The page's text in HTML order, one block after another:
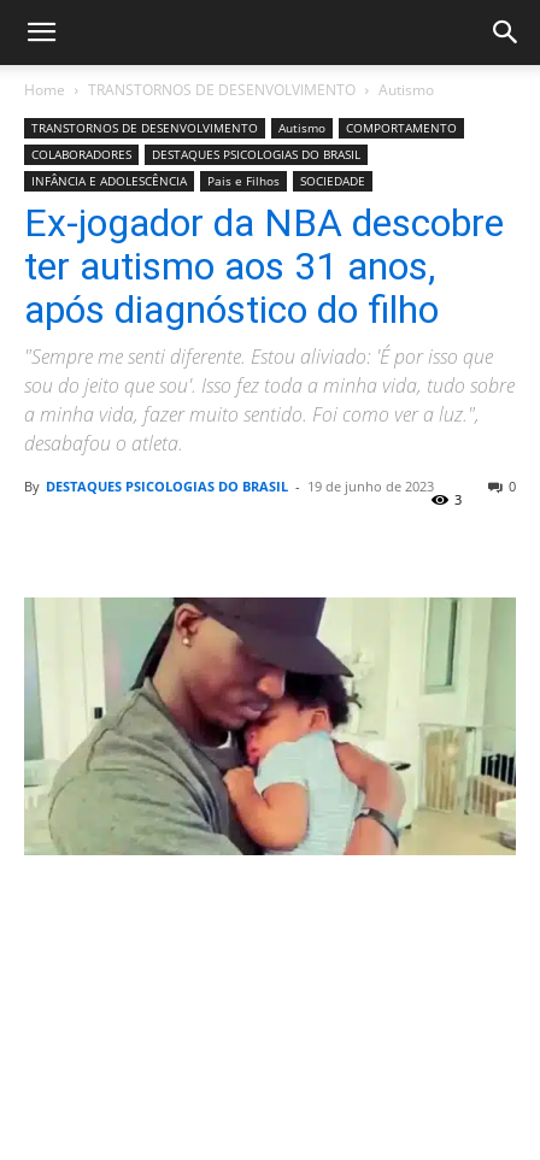
Home TRANSTORNOS DE DESENVOLVIMENTO Autismo
TRANSTORNOS DE DESENVOLVIMENTO Autismo
COMPORTAMENTO
COLABORADORES
DESTAQUES PSICOLOGIAS DO BRASIL
INFÂNCIA E ADOLESCÊNCIA
Pais e Filhos SOCIEDADE
Ex-jogador da NBA descobre
ter autismo aos 31 anos,
após diagnóstico do filho
"Sempre me senti diferente. Estou aliviado: 'É por isso que
sou do jeito que sou'. Isso fez toda a minha vida, tudo sobre
a minha vida, fazer muito sentido. Foi como ver a luz.",
desabafou o atleta.
By DESTAQUES PSICOLOGIAS DO BRASIL - 19 de junho de 2023 0
3